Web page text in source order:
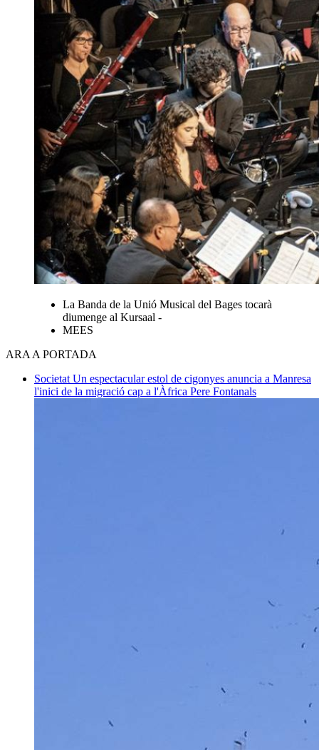
La Banda de la Unió Musical del Bages tocarà
diumenge al Kursaal -
MEES
ARA A PORTADA
Societat Un espectacular estol de cigonyes anuncia a Manresa
l'inici de la migració cap a l'Àfrica Pere Fontanals